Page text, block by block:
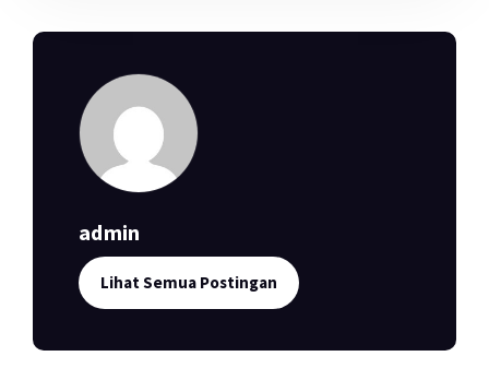
admin
Lihat Semua Postingan